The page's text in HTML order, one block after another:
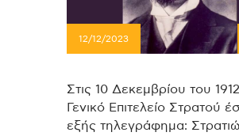
12/12/2023
Στις 10 Δεκεμβρίου του
Γενικό Επιτελείο Στρατού
εξής τηλεγράφημα: